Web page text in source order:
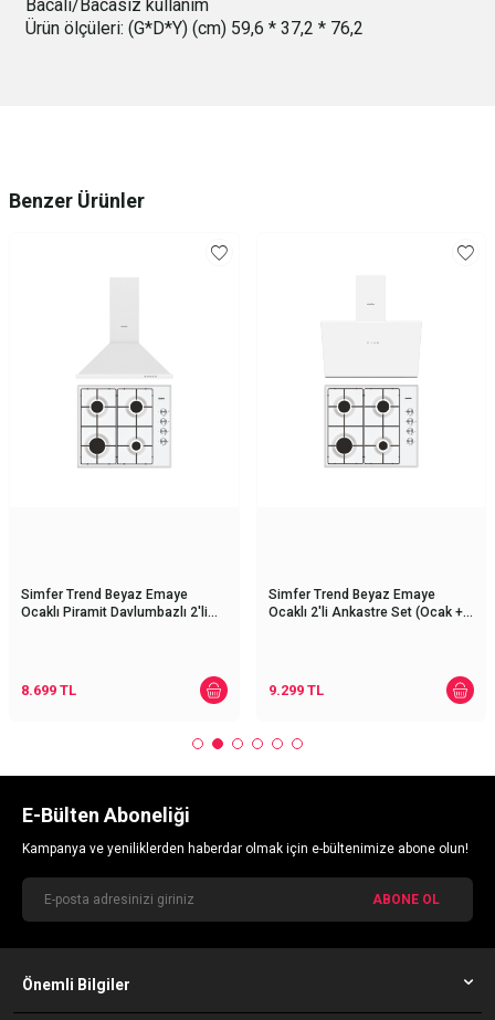
Bacalı/Bacasız kullanım
Ürün ölçüleri: (G*D*Y) (cm) 59,6 * 37,2 * 76,2
Benzer Ürünler
Simfer Trend Beyaz Emaye
Ocaklı Piramit Davlumbazlı 2'li
8.699 TL
Simfer Trend Beyaz Emaye
Ocaklı 2'li Ankastre Set (Ocak +
9.299TL
E-Bülten Aboneliği
Kampanya ve yeniliklerden haberdar olmak için e-bültenimize abone olun!
ABONE OL
Önemli Bilgiler